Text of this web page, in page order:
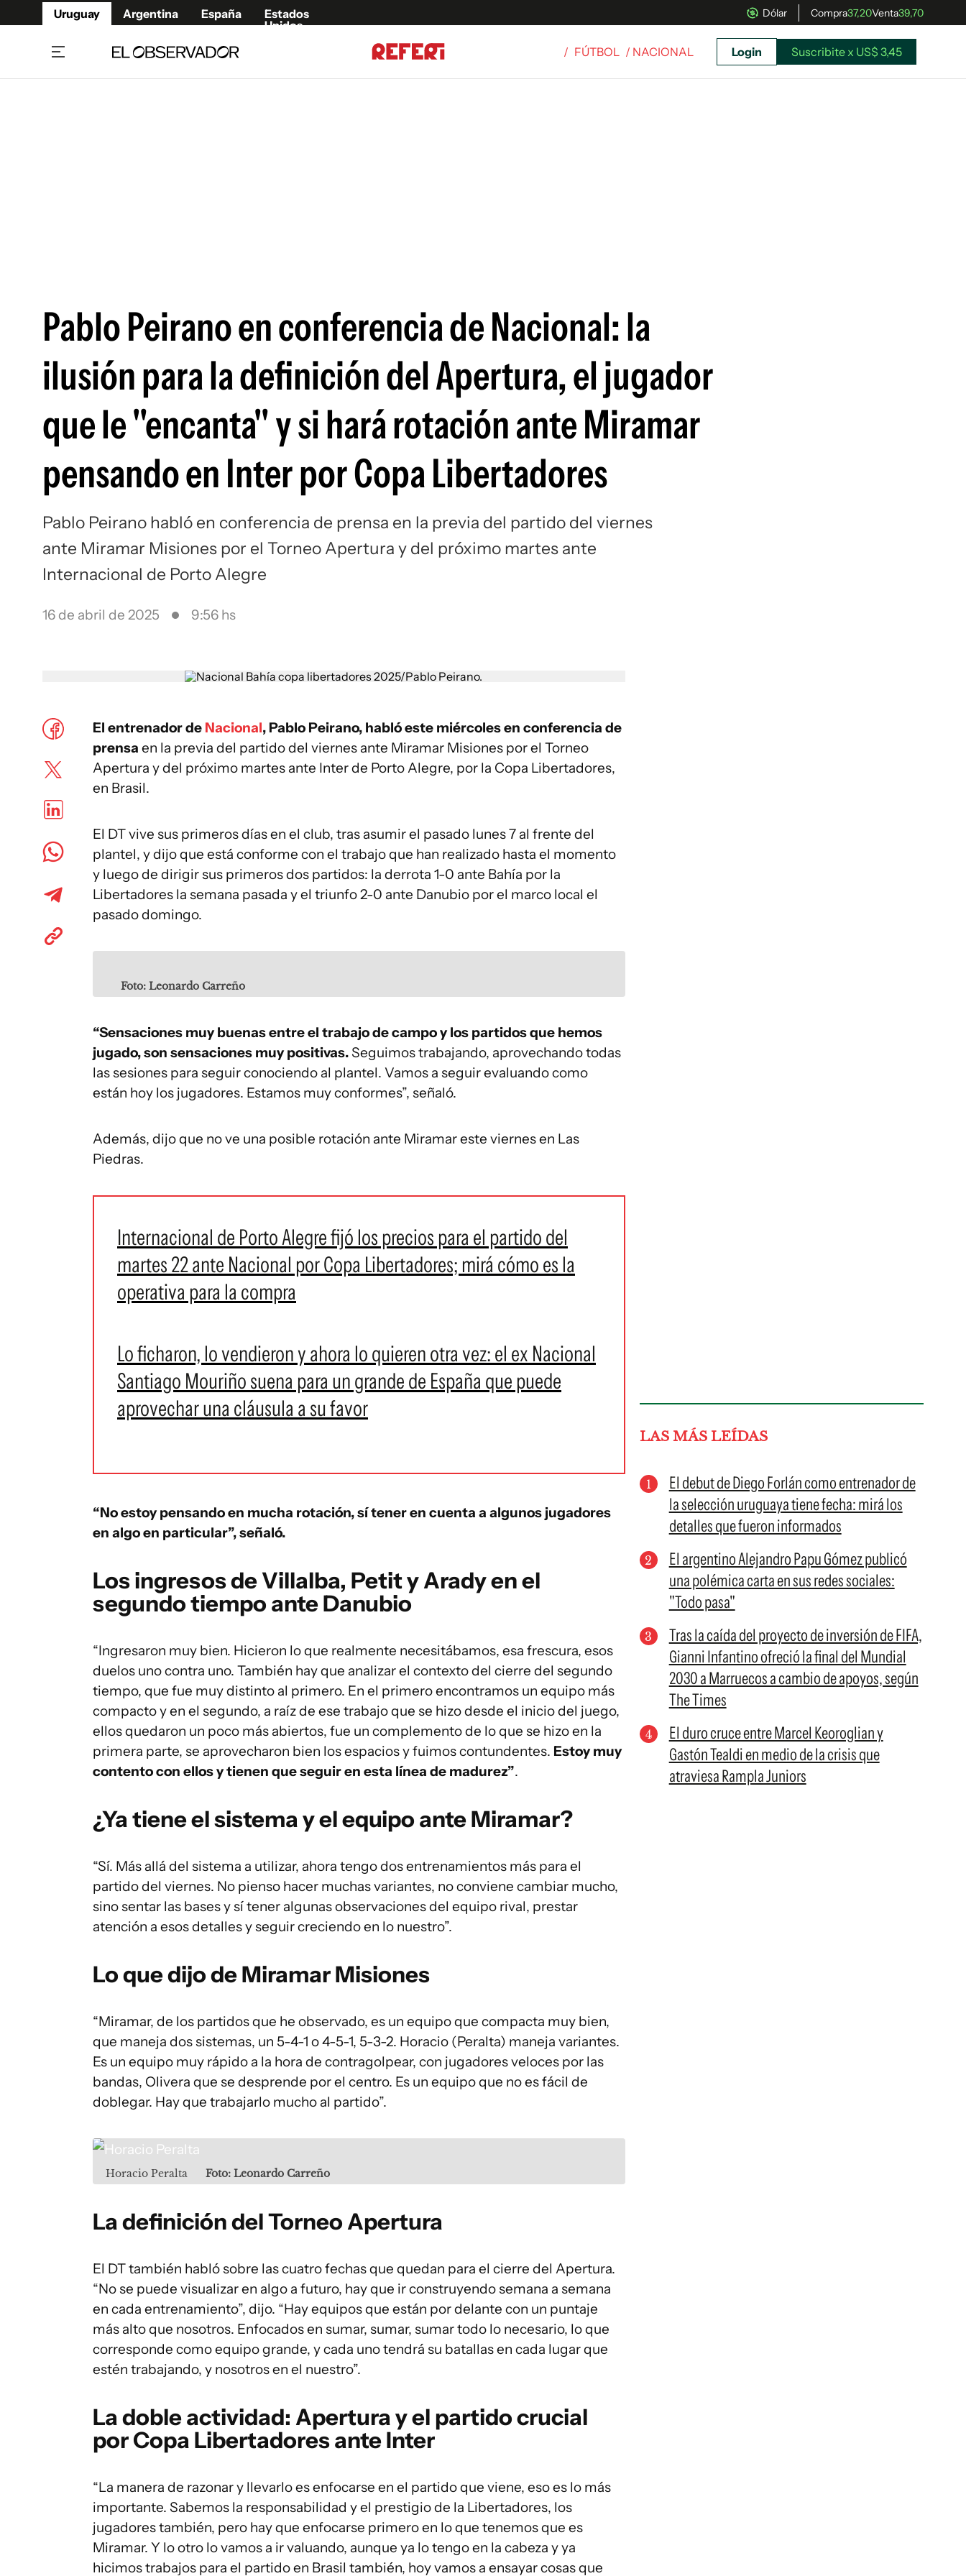
Uruguay Argentina España
Estados
Unidos
Dólar Compra37,20Venta39,70
Siguenos en:
/ FÚTBOL / NACIONAL Login Suscribite x US$ 3,45
Pablo Peirano en conferencia de Nacional: la
ilusión para la definición del Apertura, el jugador
que le "encanta" y si hará rotación ante Miramar
pensando en Inter por Copa Libertadores
Pablo Peirano habló en conferencia de prensa en la previa del partido del viernes
ante Miramar Misiones por el Torneo Apertura y del próximo martes ante
Internacional de Porto Alegre
16 de abril de 2025 9:56 hs
El entrenador de Nacional, Pablo Peirano, habló este miércoles en conferencia de
prensa en la previa del partido del viernes ante Miramar Misiones por el Torneo
Apertura y del próximo martes ante Inter de Porto Alegre, por la Copa Libertadores,
en Brasil.
El DT vive sus primeros días en el club, tras asumir el pasado lunes 7 al frente del
plantel, y dijo que está conforme con el trabajo que han realizado hasta el momento
y luego de dirigir sus primeros dos partidos: la derrota 1-0 ante Bahía por la
Libertadores la semana pasada y el triunfo 2-0 ante Danubio por el marco local el
pasado domingo.
Foto: Leonardo Carreño
“Sensaciones muy buenas entre el trabajo de campo y los partidos que hemos
jugado, son sensaciones muy positivas. Seguimos trabajando, aprovechando todas
las sesiones para seguir conociendo al plantel. Vamos a seguir evaluando como
están hoy los jugadores. Estamos muy conformes”, señaló.
Además, dijo que no ve una posible rotación ante Miramar este viernes en Las
Piedras.
Internacional de Porto Alegre fijó los precios para el partido del
martes 22 ante Nacional por Copa Libertadores; mirá cómo es la
operativa para la compra
Lo ficharon, lo vendieron y ahora lo quieren otra vez: el ex Nacional
Santiago Mouriño suena para un grande de España que puede
aprovechar una cláusula a su favor
“No estoy pensando en mucha rotación, sí tener en cuenta a algunos jugadores
en algo en particular”, señaló.
Los ingresos de Villalba, Petit y Arady en el
segundo tiempo ante Danubio
“Ingresaron muy bien. Hicieron lo que realmente necesitábamos, esa frescura, esos
duelos uno contra uno. También hay que analizar el contexto del cierre del segundo
tiempo, que fue muy distinto al primero. En el primero encontramos un equipo más
compacto y en el segundo, a raíz de ese trabajo que se hizo desde el inicio del juego,
ellos quedaron un poco más abiertos, fue un complemento de lo que se hizo en la
primera parte, se aprovecharon bien los espacios y fuimos contundentes. Estoy muy
contento con ellos y tienen que seguir en esta línea de madurez”.
¿Ya tiene el sistema y el equipo ante Miramar?
“Sí. Más allá del sistema a utilizar, ahora tengo dos entrenamientos más para el
partido del viernes. No pienso hacer muchas variantes, no conviene cambiar mucho,
sino sentar las bases y sí tener algunas observaciones del equipo rival, prestar
atención a esos detalles y seguir creciendo en lo nuestro”.
Lo que dijo de Miramar Misiones
“Miramar, de los partidos que he observado, es un equipo que compacta muy bien,
que maneja dos sistemas, un 5-4-1 o 4-5-1, 5-3-2. Horacio (Peralta) maneja variantes.
Es un equipo muy rápido a la hora de contragolpear, con jugadores veloces por las
bandas, Olivera que se desprende por el centro. Es un equipo que no es fácil de
doblegar. Hay que trabajarlo mucho al partido”.
Horacio Peralta Foto: Leonardo Carreño
La definición del Torneo Apertura
El DT también habló sobre las cuatro fechas que quedan para el cierre del Apertura.
“No se puede visualizar en algo a futuro, hay que ir construyendo semana a semana
en cada entrenamiento”, dijo. “Hay equipos que están por delante con un puntaje
más alto que nosotros. Enfocados en sumar, sumar, sumar todo lo necesario, lo que
corresponde como equipo grande, y cada uno tendrá su batallas en cada lugar que
estén trabajando, y nosotros en el nuestro”.
La doble actividad: Apertura y el partido crucial
por Copa Libertadores ante Inter
“La manera de razonar y llevarlo es enfocarse en el partido que viene, eso es lo más
importante. Sabemos la responsabilidad y el prestigio de la Libertadores, los
jugadores también, pero hay que enfocarse primero en lo que tenemos que es
Miramar. Y lo otro lo vamos a ir valuando, aunque ya lo tengo en la cabeza y ya
hicimos trabajos para el partido en Brasil también, hoy vamos a ensayar cosas que
LAS MÁS LEÍDAS
El debut de Diego Forlán como entrenador de
la selección uruguaya tiene fecha: mirá los
detalles que fueron informados
El argentino Alejandro Papu Gómez publicó
una polémica carta en sus redes sociales:
"Todo pasa"
Tras la caída del proyecto de inversión de FIFA,
Gianni Infantino ofreció la final del Mundial
2030 a Marruecos a cambio de apoyos, según
The Times
El duro cruce entre Marcel Keoroglian y
Gastón Tealdi en medio de la crisis que
atraviesa Rampla Juniors